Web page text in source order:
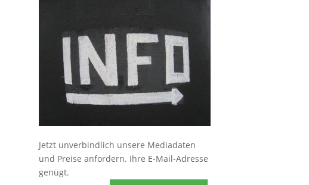
Jetzt unverbindlich unsere Mediadaten
und Preise anfordern. Ihre E-Mail-Adresse
genügt.